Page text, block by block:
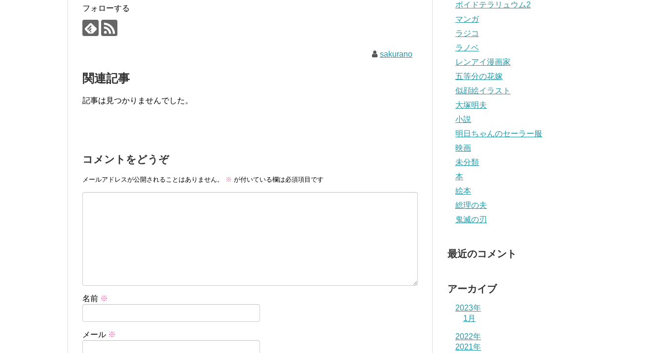
フォローする
sakurano
関連記事
記事は見つかりませんでした。
コメントをどうぞ
メールアドレスが公開されることはありません。 ※ が付いている欄は必須項目です
名前 ※
メール ※
ボイドテラリュウム2
マンガ
ラジコ
ラノベ
レンアイ漫画家
五等分の花嫁
似顔絵イラスト
大塚明夫
小説
明日ちゃんのセーラー服
映画
未分類
本
絵本
総理の夫
鬼滅の刃
最近のコメント
アーカイブ
2023年
1月
2022年
2021年